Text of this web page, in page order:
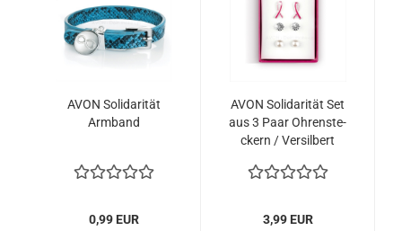
AVON So­li­da­ri­tät
Arm­band
0,99 EUR
AVON So­li­da­ri­tät Set
aus 3 Paar Oh­ren­ste­
ckern / Ver­sil­bert
3,99 EUR